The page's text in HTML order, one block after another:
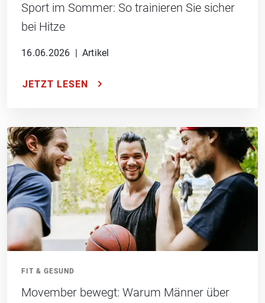
Sport im Sommer: So trainieren Sie sicher
bei Hitze
16.06.2026 Artikel
JETZT LESEN
FIT & GESUND
Movember bewegt: Warum Männer über